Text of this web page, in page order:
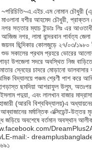
~পরিচিতি~এ.এইচ.এম নোমান চৌধুরী
মাওলানা বশীর আহমেদ চৌধুরী,
নগর সত্তার ম্যাচ ইন্ডাঃ লিঃ এর
আজিজ নগর, লামা বান্দরবান পার্বত্য
জয়নব ছিন্দিকার কোলজুড়ে ২৭/০৩/১৯৮০
শুভ সকালের প্রথম প্রহরে ভোরের
উপজেলা সদরে অবস্থিত নিজ
স্নেহের চাদরে মোড়ানো
বিদ্যালয়ে পঞ্চম শ্রেণী পাশ করে
ছমদিয়া আশরাফুল উলুম, অতঃপর
পদুয়া, এবং লালখান বাজার
(আরবি বিশ্ববিদ্যালয়)এ
মর্মান্তিক এক্সিডেন্ট-উত্তর
জড়িয়ে অবশেষে বর্তমান অবস্থান
mail:-